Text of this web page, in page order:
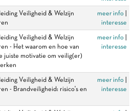
Veiligheid & Welzijn
meer info
interesse
Veiligheid & Welzijn
- Het waarom en hoe van
juiste motivatie om veilig(er)
meer info
interesse
Veiligheid & Welzijn
- Brandveiligheid: risico's en
meer info
interesse